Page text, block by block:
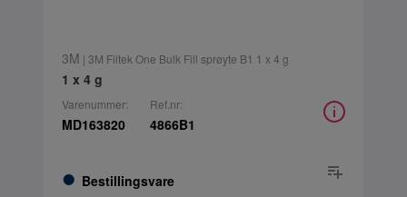
3M | 3M Filtek One Bulk Fill sprøyte B1 1 x 4 g
1 x 4 g
Varenummer:
MD163820
Bestillingsvare
Ref.nr:
4866B1